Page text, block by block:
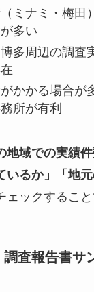
（ミナミ・梅田
多い
博多周辺の調査
がかかる場合が
所が有利
地域での実績
るか」「地元
ェックすること
調査報告書サ